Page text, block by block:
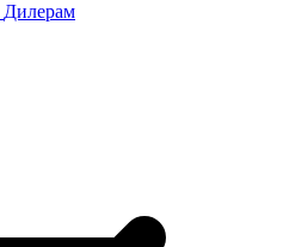
Дилерам